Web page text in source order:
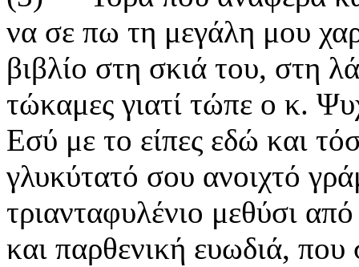
να σε πω τη μεγάλη μου
βιβλίο στη σκιά του, στη
τώκαμες γιατί τώπε ο κ.
Εσύ με το είπες εδώ και
γλυκύτατό σου ανοιχτό
τριανταφυλένιο μεθύσι
και παρθενική ευωδιά,